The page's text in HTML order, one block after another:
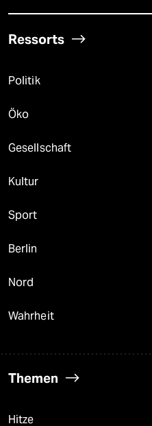
Ressorts
Politik
Öko
Gesellschaft
Kultur
Sport
Berlin
Nord
Wahrheit
Themen
Hitze